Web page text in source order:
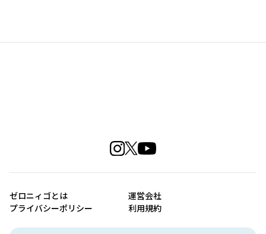
ゼロニィゴとは
運営会社
プライバシーポリシー
利用規約